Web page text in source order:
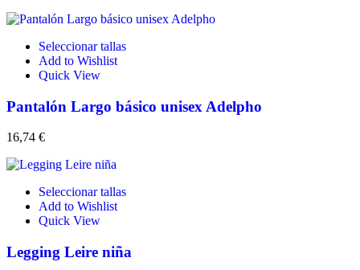
Seleccionar tallas
Add to Wishlist
Quick View
Pantalón Largo básico unisex Adelpho
16,74 €
Seleccionar tallas
Add to Wishlist
Quick View
Legging Leire niña